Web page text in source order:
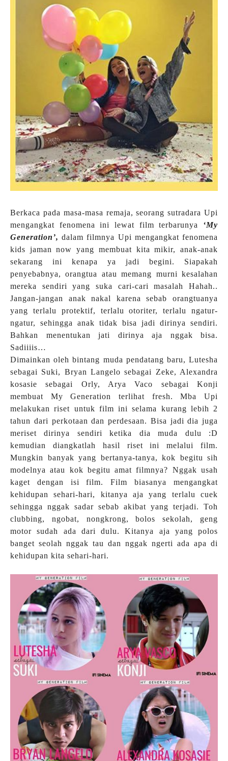
Berkaca pada masa-masa remaja, seorang sutradara Upi
mengangkat fenomena ini lewat film terbarunya ‘My
Generation’, dalam filmnya Upi mengangkat fenomena
kids jaman now yang membuat kita mikir, anak-anak
sekarang ini kenapa ya jadi begini. Siapakah
penyebabnya, orangtua atau memang murni kesalahan
mereka sendiri yang suka cari-cari masalah Hahah..
Jangan-jangan anak nakal karena sebab orangtuanya
yang terlalu protektif, terlalu otoriter, terlalu ngatur-
ngatur, sehingga anak tidak bisa jadi dirinya sendiri.
Bahkan menentukan jati dirinya aja nggak bisa.
Sadiiiis…
Dimainkan oleh bintang muda pendatang baru, Lutesha
sebagai Suki, Bryan Langelo sebagai Zeke, Alexandra
kosasie sebagai Orly, Arya Vaco sebagai Konji
membuat My Generation terlihat fresh. Mba Upi
melakukan riset untuk film ini selama kurang lebih 2
tahun dari perkotaan dan perdesaan. Bisa jadi dia juga
meriset dirinya sendiri ketika dia muda dulu :D
kemudian diangkatlah hasil riset ini melalui film.
Mungkin banyak yang bertanya-tanya, kok begitu sih
modelnya atau kok begitu amat filmnya? Nggak usah
kaget dengan isi film. Film biasanya mengangkat
kehidupan sehari-hari, kitanya aja yang terlalu cuek
sehingga nggak sadar sebab akibat yang terjadi. Toh
clubbing, ngobat, nongkrong, bolos sekolah, geng
motor sudah ada dari dulu. Kitanya aja yang polos
banget seolah nggak tau dan nggak ngerti ada apa di
kehidupan kita sehari-hari.